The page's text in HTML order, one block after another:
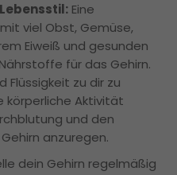
Eine
viel Obst, Gemüse,
Eiweiß und gesunden
für das Gehirn.
Flüssigkeit zu dir zu
körperliche Aktivität
und den
anzuregen.
dein Gehirn regelmäßig